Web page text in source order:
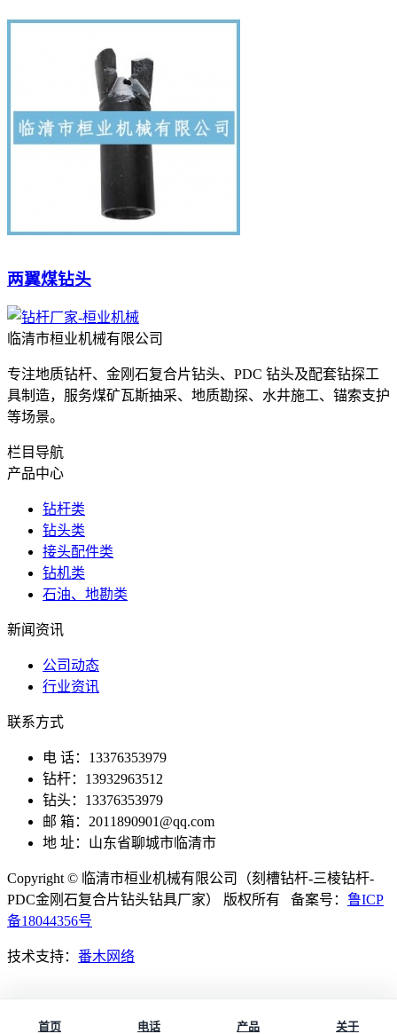
首页 电话 产品 关于
两翼煤钻头
临清市桓业机械有限公司
专注地质钻杆、金刚石复合片钻头、PDC 钻头及配套钻探工
具制造，服务煤矿瓦斯抽采、地质勘探、水井施工、锚索支护
等场景。
栏目导航
产品中心
钻杆类
钻头类
接头配件类
钻机类
石油、地勘类
新闻资讯
公司动态
行业资讯
联系方式
电 话：13376353979
钻杆：13932963512
钻头：13376353979
邮 箱：2011890901@qq.com
地 址：山东省聊城市临清市
Copyright © 临清市桓业机械有限公司（刻槽钻杆-三棱钻杆-
PDC金刚石复合片钻头钻具厂家） 版权所有 备案号： 鲁ICP
备18044356号
技术支持： 番木网络